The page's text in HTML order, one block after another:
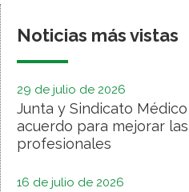
Noticias más vistas
29 de julio de 2026
Junta y Sindicato
acuerdo para mejorar
profesionales
16 de julio de 2026